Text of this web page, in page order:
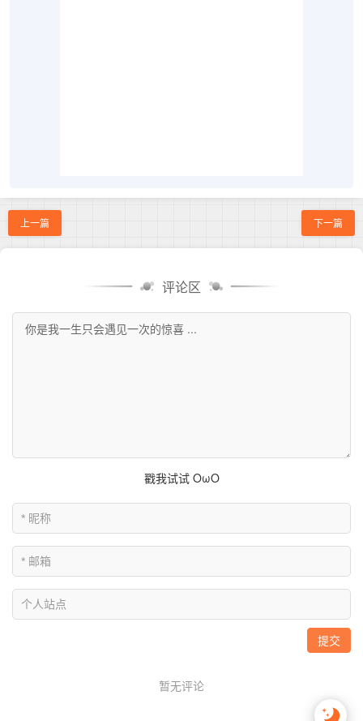
上一篇 下一篇
评论区